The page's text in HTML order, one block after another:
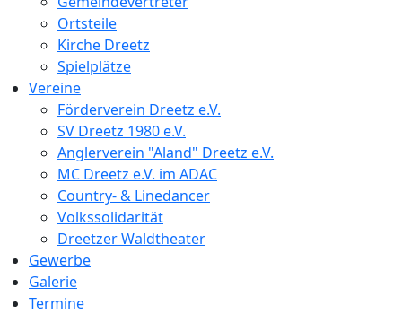
Ortsteile
Kirche Dreetz
Spielplätze
Vereine
Förderverein Dreetz e.V.
SV Dreetz 1980 e.V.
Anglerverein "Aland" Dreetz e.V.
MC Dreetz e.V. im ADAC
Country- & Linedancer
Volkssolidarität
Dreetzer Waldtheater
Gewerbe
Galerie
Termine